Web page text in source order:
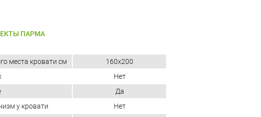
ПАРМА
места кровати см
160x200
Нет
Да
у кровати
Нет